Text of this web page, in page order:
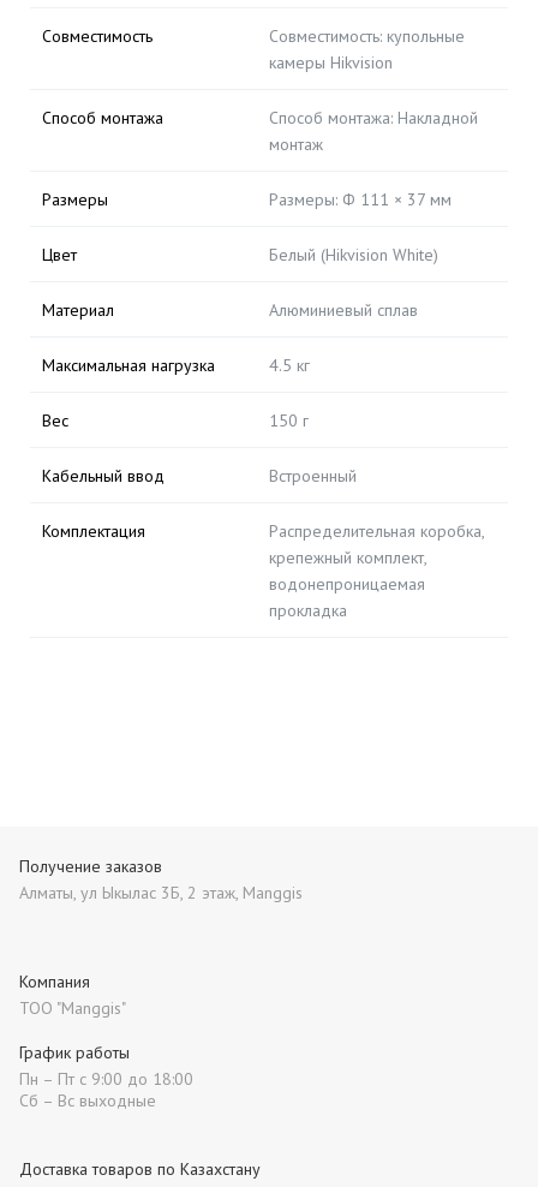
Совместимость
Совместимость: купольные
камеры Hikvision
Способ монтажа
Способ монтажа: Накладной
монтаж
Размеры Размеры: Ф 111 × 37 мм
Цвет Белый (Hikvision White)
Материал Алюминиевый сплав
Максимальная нагрузка 4.5 кг
Вес 150 г
Кабельный ввод Встроенный
Комплектация
Распределительная коробка,
крепежный комплект,
водонепроницаемая
прокладка
Получение заказов
Алматы, ул Ыкылас 3Б, 2 этаж, Manggis
Компания
ТОО "Manggis"
Доставка товаров по Казахстану
График работы
Пн – Пт с 9:00 до 18:00
Сб – Вс выходные